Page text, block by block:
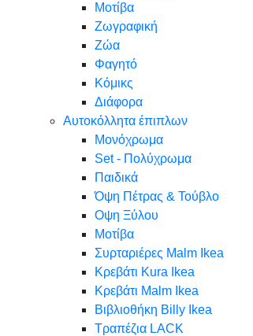
Μοτίβα
Ζωγραφική
Ζώα
Φαγητό
Κόμικς
Διάφορα
Αυτοκόλλητα έπιπλων
Μονόχρωμα
Set - Πολύχρωμα
Παιδικά
Όψη Πέτρας & Τούβλο
Oψη Ξύλου
Μοτίβα
Συρταριέρες Malm Ikea
Κρεβάτι Kura Ikea
Κρεβάτι Malm Ikea
Βιβλιοθήκη Billy Ikea
Τραπέζια LACK